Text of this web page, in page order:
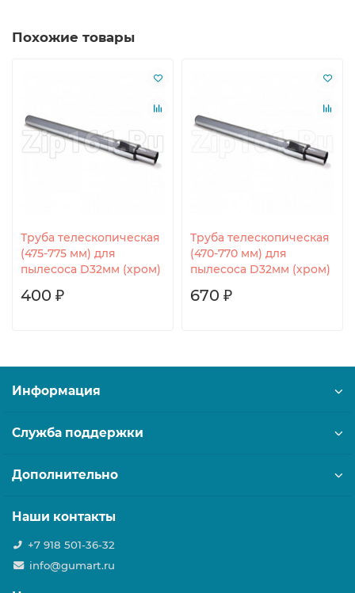
Похожие товары
Труба телескопическая
(475-775 мм) для
пылесоса D32мм (хром)
400 ₽
Труба телескопическая
(470-770 мм) для
пылесоса D32мм (хром)
670 ₽
Информация
Служба поддержки
Дополнительно
Наши контакты
+7 918 501-36-32
info@gumart.ru